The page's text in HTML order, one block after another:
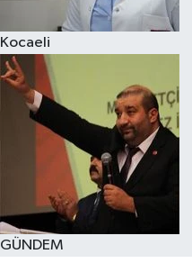
Kocaeli
GÜNDEM
Son Dakika Haberleri
Haber Arşivi